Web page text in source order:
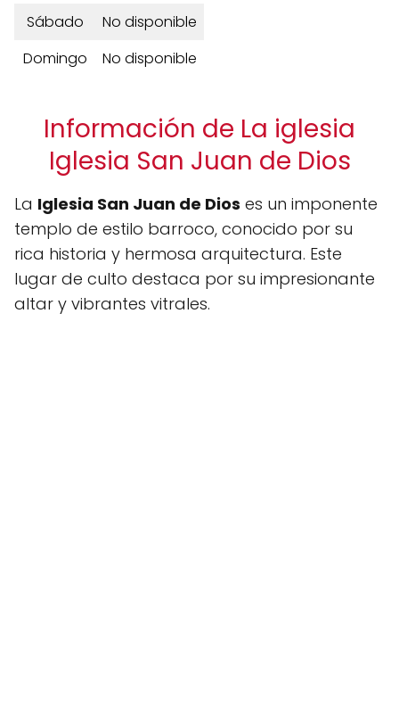
Sábado
No disponible
Domingo
No disponible
Información de La iglesia
Iglesia San Juan de Dios
La Iglesia San Juan de Dios es un imponente
templo de estilo barroco, conocido por su
rica historia y hermosa arquitectura. Este
lugar de culto destaca por su impresionante
altar y vibrantes vitrales.